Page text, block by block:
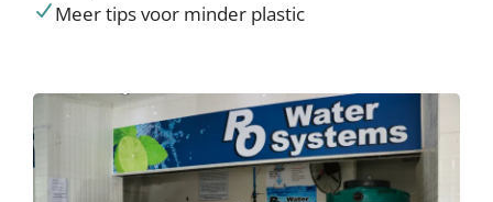
Meer tips voor minder plastic